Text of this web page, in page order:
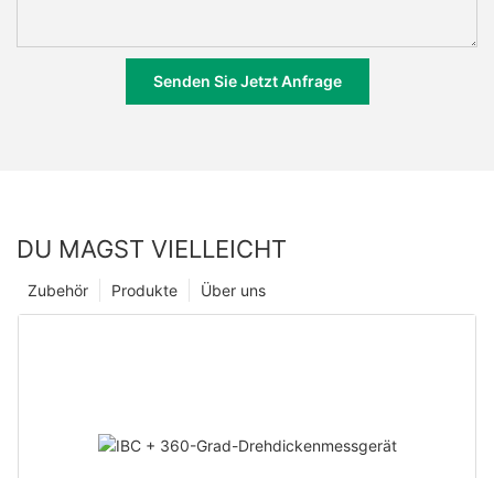
Senden Sie Jetzt Anfrage
DU MAGST VIELLEICHT
Über uns
Produkte
Zubehör